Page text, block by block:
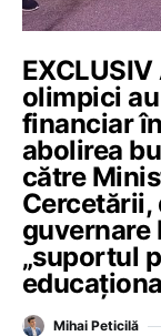
olimpici
financiar
abolirea
către
Cercetării,
guvernare
„suportul
Mihai Peticilă